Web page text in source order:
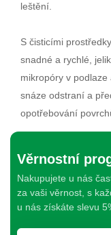
leštění.
S čisticími
snadné a rychlé,
mikropóry v
snáze odstraní a
opotřebování
Věrnostní
Nakupujete u nás
za vaši věrnost, s
u nás získáte slevu